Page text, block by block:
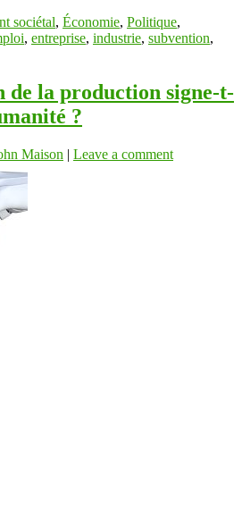
sociétal, Économie, Politique,
, entreprise, industrie, subvention,
de la production signe-t-
?
Maison | Leave a comment